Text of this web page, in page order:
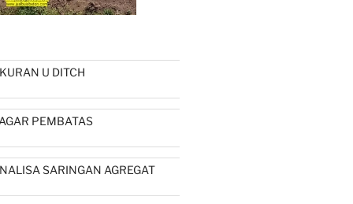
U DITCH
PEMBATAS
SARINGAN AGREGAT